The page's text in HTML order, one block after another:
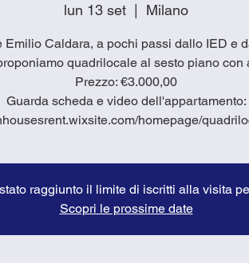
lun 13 set
  |
Milano
Emilio Caldara, a pochi passi dallo IED e
quadrilocale al sesto piano con
Prezzo: €3.000,00
Guarda scheda e video dell'appartamento:
homepage/
raggiunto il limite di iscritti alla visita
Scopri le prossime date